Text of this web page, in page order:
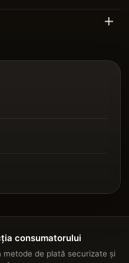
consumatorului
metode de plată securizate și